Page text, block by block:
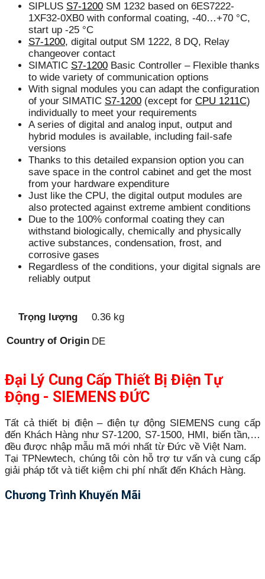
SIPLUS S7-1200 SM 1232 based on 6ES7222-
1XF32-0XB0 with conformal coating, -40…+70 °C,
start up -25 °C
S7-1200, digital output SM 1222, 8 DQ, Relay
changeover contact
SIMATIC S7-1200 Basic Controller – Flexible thanks
to wide variety of communication options
With signal modules you can adapt the configuration
of your SIMATIC S7-1200 (except for CPU 1211C)
individually to meet your requirements
A series of digital and analog input, output and
hybrid modules is available, including fail-safe
versions
Thanks to this detailed expansion option you can
save space in the control cabinet and get the most
from your hardware expenditure
Just like the CPU, the digital output modules are
also protected against extreme ambient conditions
Due to the 100% conformal coating they can
withstand biologically, chemically and physically
active substances, condensation, frost, and
corrosive gases
Regardless of the conditions, your digital signals are
reliably output
Trọng lượng 0.36 kg
Country of Origin DE
Đại Lý Cung Cấp Thiết Bị Điện Tự
Động - SIEMENS ĐỨC
Tất cả thiết bị điện – điện tự động SIEMENS cung cấp
đến Khách Hàng như S7-1200, S7-1500, HMI, biến tần,…
đều được nhập mẫu mã mới nhất từ Đức về Việt Nam.
Tại TPNewtech, chúng tôi còn hỗ trợ tư vấn và cung cấp
giải pháp tốt và tiết kiệm chi phí nhất đến Khách Hàng.
Chương Trình Khuyến Mãi